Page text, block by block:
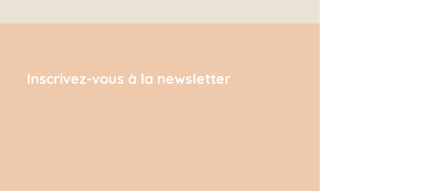
Inscrivez-vous à la newsletter